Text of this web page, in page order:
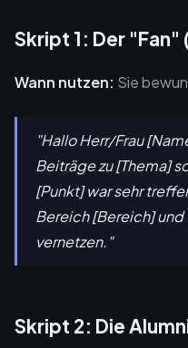
Skript 1: Der
Wann nutzen: Sie
"Hallo Herr/Frau
Beiträge zu [Thema]
[Punkt] war sehr
Bereich [Bereich]
vernetzen."
Skript 2: Die